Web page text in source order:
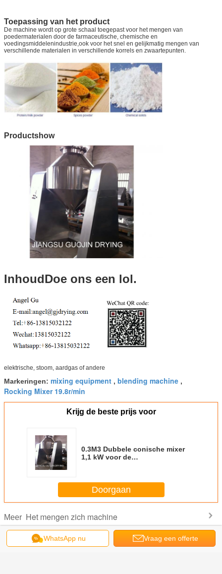
Toepassing van het product
De machine wordt op grote schaal toegepast voor het mengen van
poedermaterialen door de farmaceutische, chemische en
voedingsmiddelenindustrie,ook voor het snel en gelijkmatig mengen van
verschillende materialen in verschillende korrels en zwaartepunten.
Productshow
InhoudDoe ons een lol.
elektrische, stoom, aardgas of andere
Markeringen: mixing equipment , blending machine ,
Rocking Mixer 19.8r/min
Krijg de beste prijs voor
0.3M3 Dubbele conische mixer
1,1 kW voor de
Doorgaan
Meer Het mengen zich machine
WhatsApp nu Vraag een offerte